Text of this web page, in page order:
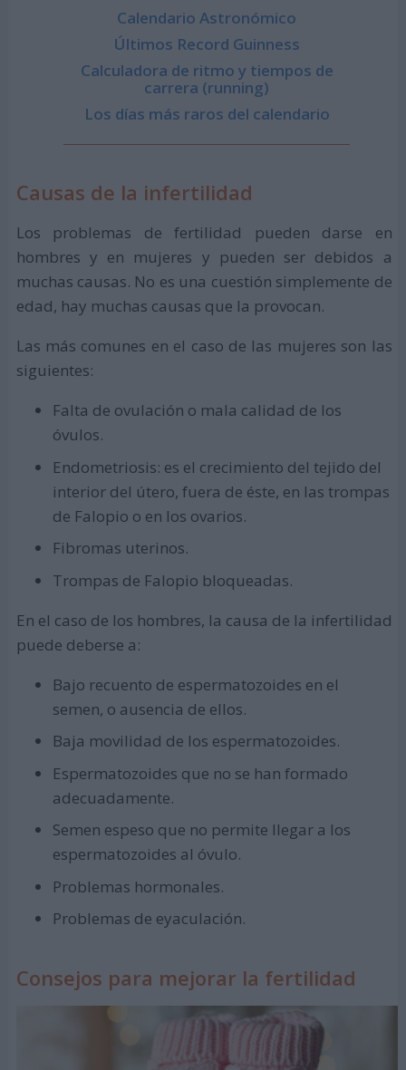
Calendario Astronómico
Últimos Record Guinness
Calculadora de ritmo y tiempos de
carrera (running)
Los días más raros del calendario
Causas de la infertilidad
Los problemas de fertilidad pueden darse en
hombres y en mujeres y pueden ser debidos a
muchas causas. No es una cuestión simplemente de
edad, hay muchas causas que la provocan.
Las más comunes en el caso de las mujeres son las
siguientes:
Falta de ovulación o mala calidad de los
óvulos.
Endometriosis: es el crecimiento del tejido del
interior del útero, fuera de éste, en las trompas
de Falopio o en los ovarios.
Fibromas uterinos.
Trompas de Falopio bloqueadas.
En el caso de los hombres, la causa de la infertilidad
puede deberse a:
Bajo recuento de espermatozoides en el
semen, o ausencia de ellos.
Baja movilidad de los espermatozoides.
Espermatozoides que no se han formado
adecuadamente.
Semen espeso que no permite llegar a los
espermatozoides al óvulo.
Problemas hormonales.
Problemas de eyaculación.
Consejos para mejorar la fertilidad